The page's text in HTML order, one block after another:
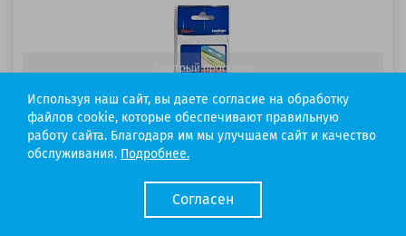
Быстрый просмотр
Код товара: 1972
Картридж Brother TZe-431
Используя наш сайт, вы даете согласие на обработку
файлов cookie, которые обеспечивают правильную
работу сайта. Благодаря им мы улучшаем сайт и качество
обслуживания. Подробнее.
Согласен